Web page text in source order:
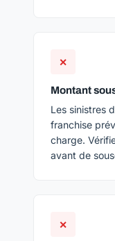
✕
Montant
Les sinistres
franchise
charge.
avant de
✕